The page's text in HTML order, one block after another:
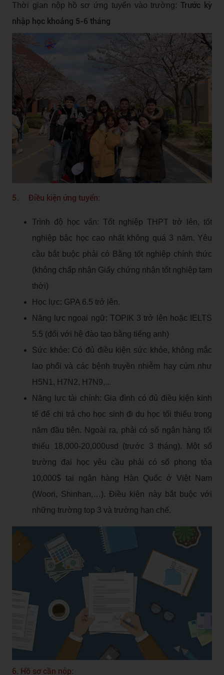
Thời gian nộp hồ sơ ứng tuyển vào trường:Trước kỳ
nhập học khoảng 5-6 tháng
5. Điều kiện ứng tuyển:
Trình độ học vấn: Tốt nghiệp THPT trở lên, tốt
nghiệp bậc học cao nhất không quá 3 năm. Yêu
cầu bắt buộc phải có Bằng tốt nghiệp chính thức
(không chấp nhận Giấy chứng nhận tốt nghiệp tạm
thời)
Học lực: GPA 6.5 trở lên.
Năng lực ngoại ngữ: TOPIK 3 trở lên hoặc IELTS
5.5 (đối với hệ đào tạo bằng tiếng anh)
Sức khỏe: Có đủ điều kiện sức khỏe, không mắc
lao phổi và các bệnh truyền nhiễm hay cúm như
H5N1, H7N2, H7N9,...
Năng lực tài chính: Gia đình có đủ điều kiện kinh
tế để chi trả cho học sinh đi du học tối thiểu trong
năm đầu tiên. Ngoài ra, phải có sổ ngân hàng tối
thiểu 18,000-20,000usd (trước 3 tháng). Một số
trường đại học yêu cầu phải có sổ phong tỏa
10,000$ tại ngân hàng Hàn Quốc ở Việt Nam
(Woori, Shinhan,…). Điều kiện này bắt buộc với
những trường top 3 và trường hạn chế.
6. Hồ sơ cần nộp: